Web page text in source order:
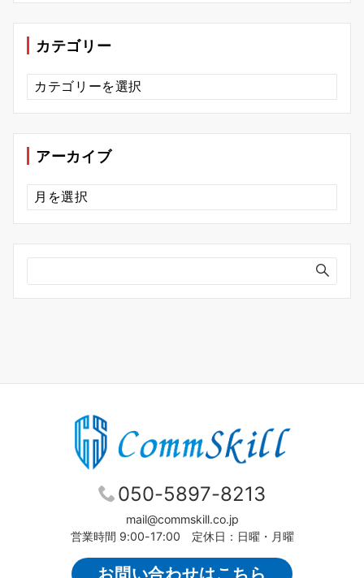
カテゴリー
カ
テ
ゴ
ー
アーカイブ
ア
ー
カ
ブ
050-5897-8213
mail@commskill.co.jp
営業時間 9:00-17:00 定休日：日曜・月曜
お問い合わせはこちら